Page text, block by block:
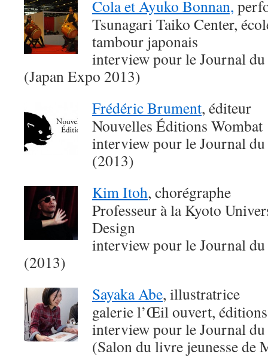
Cola et Ayuko Bonnan,
Tsunagari Taiko Center,
tambour japonais
interview pour le Journal du
(Japan Expo 2013)
Frédéric Brument, éditeur
Nouvelles Éditions Wombat
interview pour le Journal du
(2013)
Kim Itoh, chorégraphe
Professeur à la Kyoto
Design
interview pour le Journal du
(2013)
Sayaka Abe, illustratrice
galerie l’Œil ouvert,
interview pour le Journal du
(Salon du livre jeunesse de